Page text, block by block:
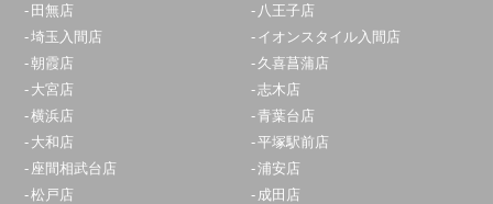
田無店
八王子店
埼玉入間店
イオンスタイル入間店
朝霞店
久喜菖蒲店
大宮店
志木店
横浜店
青葉台店
大和店
平塚駅前店
座間相武台店
浦安店
松戸店
成田店